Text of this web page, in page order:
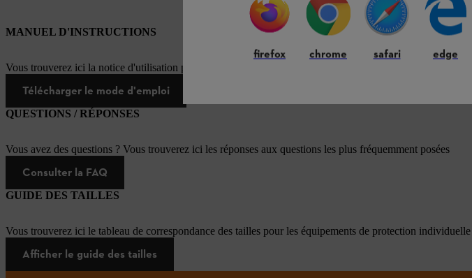
MANUEL D'INSTRUCTIONS
Vous trouverez ici la notice d'utilisation pour ce produit STIHL
Télécharger le mode d'emploi
QUESTIONS / RÉPONSES
Vous avez des questions ? Vous trouverez ici les réponses aux questions les plus fréquemment posées
Consulter la FAQ
GUIDE DES TAILLES
Vous trouverez ici le tableau de correspondance des tailles pour les équipements de protection individuelle
Afficher le guide des tailles
firefox chrome safari edge